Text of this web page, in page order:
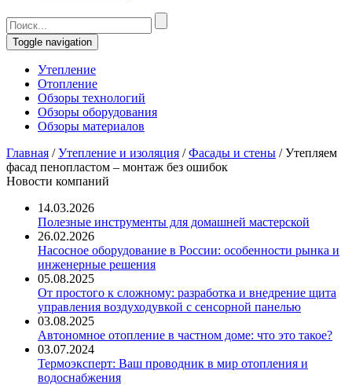
Toggle navigation
Утепление
Отопление
Обзоры технологий
Обзоры оборудования
Обзоры материалов
Главная /Утепление и изоляция /Фасады и стены /Утепляем
фасад пенопластом – монтаж без ошибок
Новости компаний
14.03.2026
Полезные инструменты для домашней мастерской
26.02.2026
Насосное оборудование в России: особенности рынка и
инженерные решения
05.08.2025
От простого к сложному: разработка и внедрение щита
управления воздуходувкой с сенсорной панелью
03.08.2025
Автономное отопление в частном доме: что это такое?
03.07.2024
Термоэксперт: Ваш проводник в мир отопления и
водоснабжения